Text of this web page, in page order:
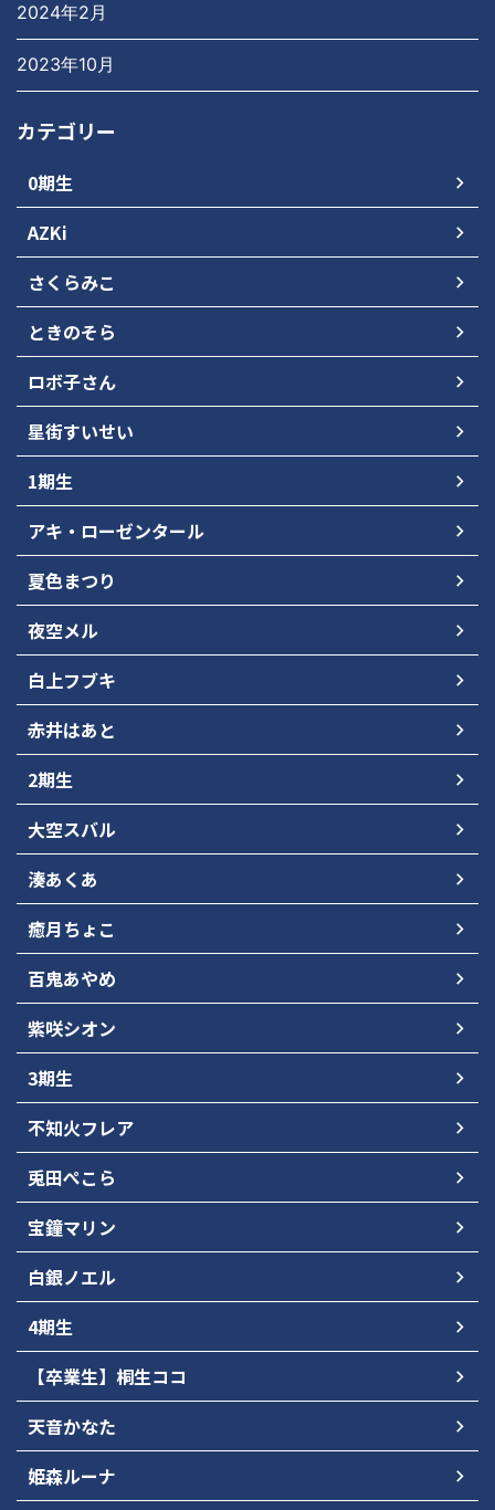
2024年2月
2023年10月
カテゴリー
0期生
AZKi
さくらみこ
ときのそら
ロボ子さん
星街すいせい
1期生
アキ・ローゼンタール
夏色まつり
夜空メル
白上フブキ
赤井はあと
2期生
大空スバル
湊あくあ
癒月ちょこ
百鬼あやめ
紫咲シオン
3期生
不知火フレア
兎田ぺこら
宝鐘マリン
白銀ノエル
4期生
【卒業生】桐生ココ
天音かなた
姫森ルーナ